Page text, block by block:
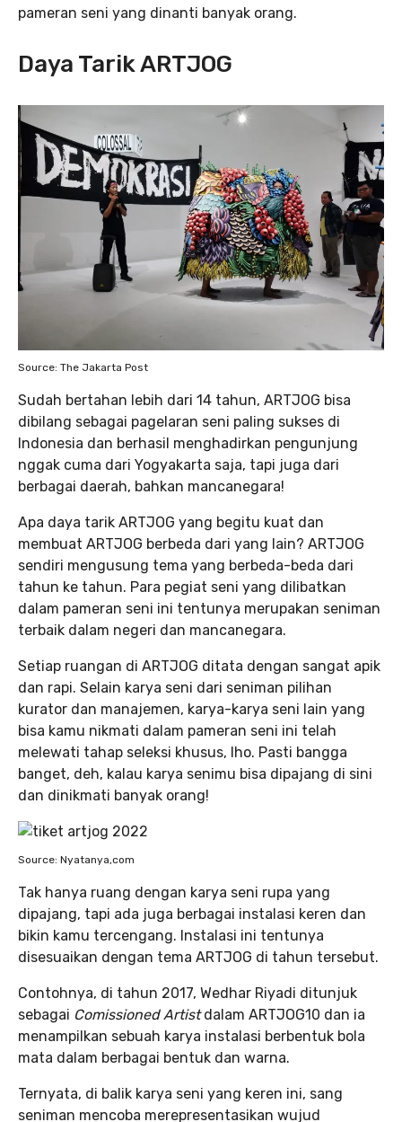
pameran seni yang dinanti banyak orang.
Daya Tarik ARTJOG
Source: The Jakarta Post
Sudah bertahan lebih dari 14 tahun, ARTJOG bisa
dibilang sebagai pagelaran seni paling sukses di
Indonesia dan berhasil menghadirkan pengunjung
nggak cuma dari Yogyakarta saja, tapi juga dari
berbagai daerah, bahkan mancanegara!
Apa daya tarik ARTJOG yang begitu kuat dan
membuat ARTJOG berbeda dari yang lain? ARTJOG
sendiri mengusung tema yang berbeda-beda dari
tahun ke tahun. Para pegiat seni yang dilibatkan
dalam pameran seni ini tentunya merupakan seniman
terbaik dalam negeri dan mancanegara.
Setiap ruangan di ARTJOG ditata dengan sangat apik
dan rapi. Selain karya seni dari seniman pilihan
kurator dan manajemen, karya-karya seni lain yang
bisa kamu nikmati dalam pameran seni ini telah
melewati tahap seleksi khusus, lho. Pasti bangga
banget, deh, kalau karya senimu bisa dipajang di sini
dan dinikmati banyak orang!
Source: Nyatanya,com
Tak hanya ruang dengan karya seni rupa yang
dipajang, tapi ada juga berbagai instalasi keren dan
bikin kamu tercengang. Instalasi ini tentunya
disesuaikan dengan tema ARTJOG di tahun tersebut.
Contohnya, di tahun 2017, Wedhar Riyadi ditunjuk
sebagai Comissioned Artistdalam ARTJOG10 dan ia
menampilkan sebuah karya instalasi berbentuk bola
mata dalam berbagai bentuk dan warna.
Ternyata, di balik karya seni yang keren ini, sang
seniman mencoba merepresentasikan wujud